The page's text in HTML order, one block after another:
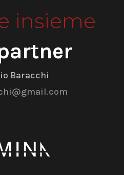
insieme
Baracchi